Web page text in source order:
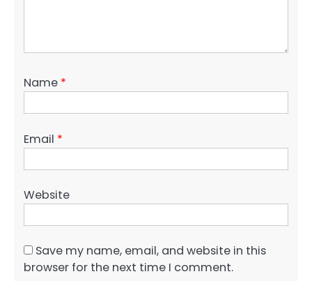
Name *
Email *
Website
Save my name, email, and website in this
browser for the next time I comment.